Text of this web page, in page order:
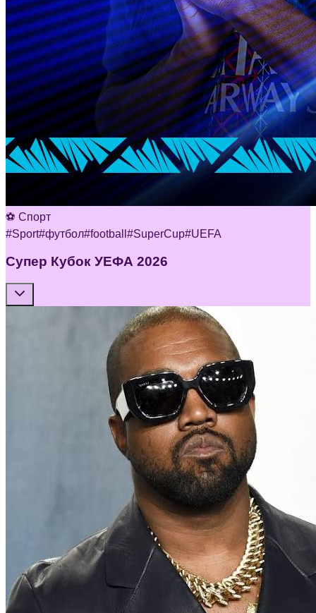
⚽ Спорт
#Sport#футбол#football #SuperCup#UEFA
Супер Кубок УЕФА 2026